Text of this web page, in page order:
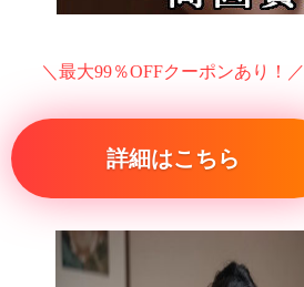
＼最大99％OFFクーポンあり！／
詳細はこちら